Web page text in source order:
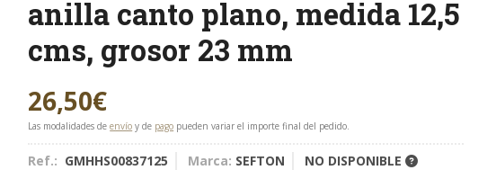
anilla canto plano, medida 12,5
cms, grosor 23 mm
26,50€
Las modalidades deenvío y de pago pueden variar el importe final del pedido.
Ref.: GMHHS00837125 Marca: SEFTON NO DISPONIBLE